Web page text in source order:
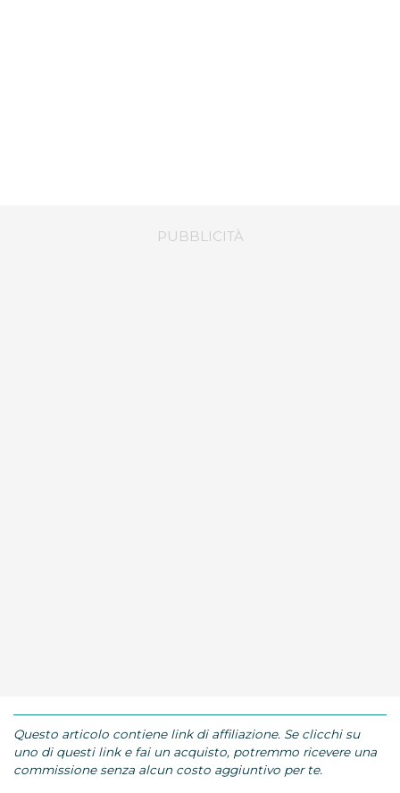
Questo articolo contiene link di affiliazione. Se clicchi su
uno di questi link e fai un acquisto, potremmo ricevere una
commissione senza alcun costo aggiuntivo per te.